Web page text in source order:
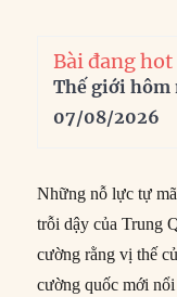
Bài đang hot
Thế giới hôm
07/08/2026
Những nỗ lực tự
trỗi dậy của Trung
cường rằng vị thế
cường quốc mới